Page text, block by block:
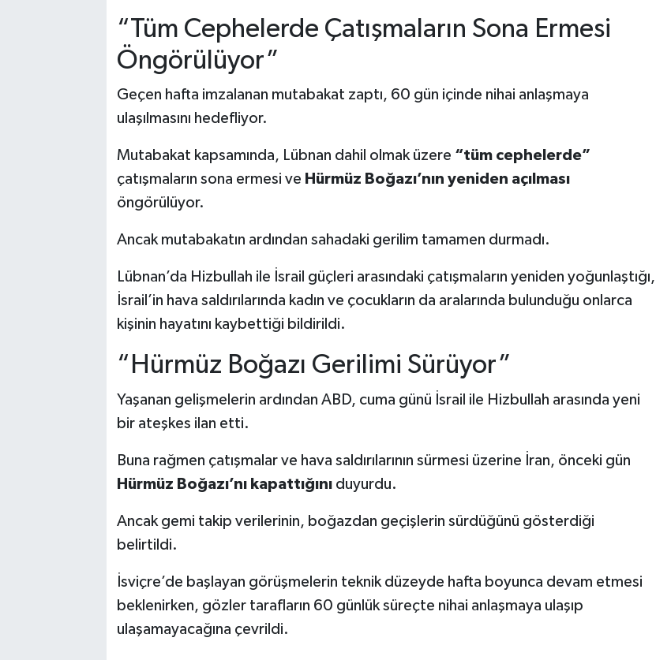
“Tüm Cephelerde Çatışmaların Sona Ermesi
Öngörülüyor”
Geçen hafta imzalanan mutabakat zaptı, 60 gün içinde nihai anlaşmaya
ulaşılmasını hedefliyor.
Mutabakat kapsamında, Lübnan dahil olmak üzere “tüm cephelerde”
çatışmaların sona ermesi ve Hürmüz Boğazı’nın yeniden açılması
öngörülüyor.
Ancak mutabakatın ardından sahadaki gerilim tamamen durmadı.
Lübnan’da Hizbullah ile İsrail güçleri arasındaki çatışmaların yeniden yoğunlaştığı,
İsrail’in hava saldırılarında kadın ve çocukların da aralarında bulunduğu onlarca
kişinin hayatını kaybettiği bildirildi.
“Hürmüz Boğazı Gerilimi Sürüyor”
Yaşanan gelişmelerin ardından ABD, cuma günü İsrail ile Hizbullah arasında yeni
bir ateşkes ilan etti.
Buna rağmen çatışmalar ve hava saldırılarının sürmesi üzerine İran, önceki gün
Hürmüz Boğazı’nı kapattığınıduyurdu.
Ancak gemi takip verilerinin, boğazdan geçişlerin sürdüğünü gösterdiği
belirtildi.
İsviçre’de başlayan görüşmelerin teknik düzeyde hafta boyunca devam etmesi
beklenirken, gözler tarafların 60 günlük süreçte nihai anlaşmaya ulaşıp
ulaşamayacağına çevrildi.